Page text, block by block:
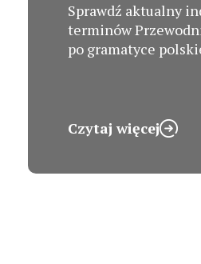
Sprawdź aktualny
terminów
po gramatyce
Czytaj więcej